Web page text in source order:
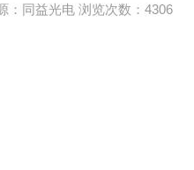
：同益光电 浏览次数：4306